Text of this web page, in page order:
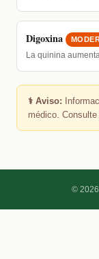
Digoxina
La quinina
⚕️ Aviso:
médico.
© 2026